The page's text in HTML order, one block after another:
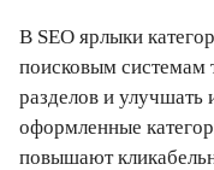
В SEO ярлыки
поисковым системам
разделов и
оформленные
повышают